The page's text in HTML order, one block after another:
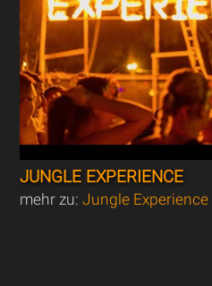
JUNGLE EXPERIENCE
mehr zu:Jungle